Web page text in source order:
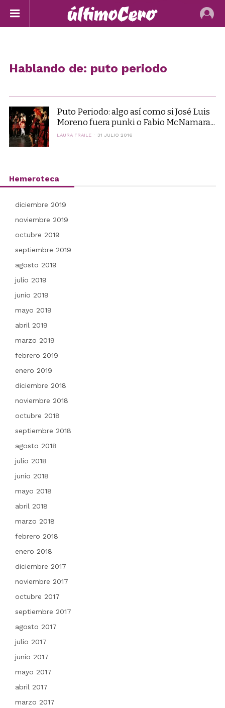
Hablando de: puto periodo
Puto Periodo: algo así como si José Luis
Moreno fuera punki o Fabio McNamara...
LAURA FRAILE 31 JULIO 2016
Hemeroteca
diciembre 2019
noviembre 2019
octubre 2019
septiembre 2019
agosto 2019
julio 2019
junio 2019
mayo 2019
abril 2019
marzo 2019
febrero 2019
enero 2019
diciembre 2018
noviembre 2018
octubre 2018
septiembre 2018
agosto 2018
julio 2018
junio 2018
mayo 2018
abril 2018
marzo 2018
febrero 2018
enero 2018
diciembre 2017
noviembre 2017
octubre 2017
septiembre 2017
agosto 2017
julio 2017
junio 2017
mayo 2017
abril 2017
marzo 2017